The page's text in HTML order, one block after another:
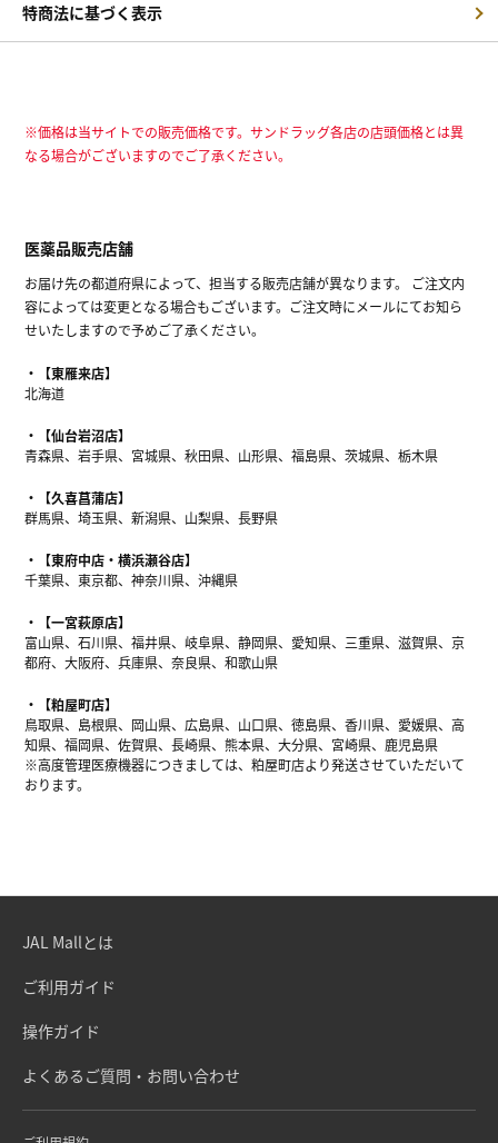
特商法に基づく表示
※価格は当サイトでの販売価格です。サンドラッグ各店の店頭価格とは異
なる場合がございますのでご了承ください。
医薬品販売店舗
お届け先の都道府県によって、担当する販売店舗が異なります。 ご注文内
容によっては変更となる場合もございます。ご注文時にメールにてお知ら
せいたしますので予めご了承ください。
【東雁来店】
北海道
【仙台岩沼店】
青森県、岩手県、宮城県、秋田県、山形県、福島県、茨城県、栃木県
【久喜菖蒲店】
群馬県、埼玉県、新潟県、山梨県、長野県
【東府中店・横浜瀬谷店】
千葉県、東京都、神奈川県、沖縄県
【一宮萩原店】
富山県、石川県、福井県、岐阜県、静岡県、愛知県、三重県、滋賀県、京
都府、大阪府、兵庫県、奈良県、和歌山県
【粕屋町店】
鳥取県、島根県、岡山県、広島県、山口県、徳島県、香川県、愛媛県、高
知県、福岡県、佐賀県、長崎県、熊本県、大分県、宮崎県、鹿児島県
※高度管理医療機器につきましては、粕屋町店より発送させていただいて
おります。
JAL Mallとは
ご利用ガイド
操作ガイド
よくあるご質問・お問い合わせ